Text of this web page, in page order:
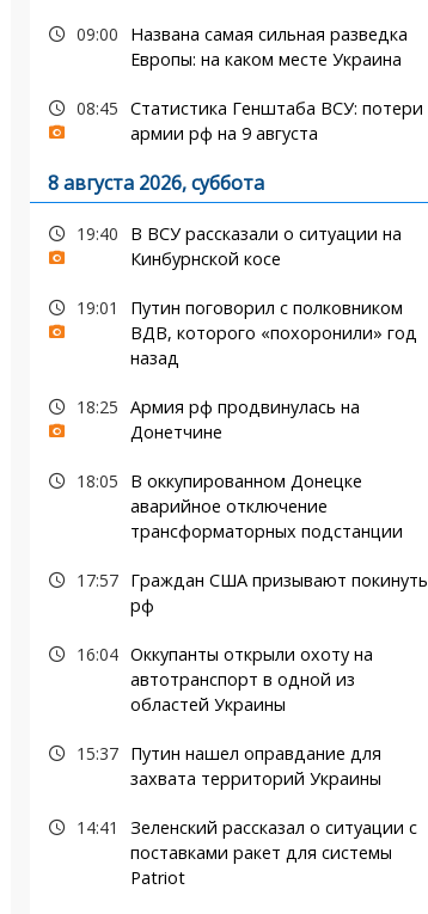
09:00
Названа самая сильная разведка
Европы: на каком месте Украина
08:45 Статистика Генштаба ВСУ: потери
армии рф на 9 августа
8 августа 2026, суббота
19:40
В ВСУ рассказали о ситуации на
Кинбурнской косе
19:01
Путин поговорил с полковником
ВДВ, которого «похоронили» год
назад
18:25 Армия рф продвинулась на
Донетчине
18:05
В оккупированном Донецке
аварийное отключение
трансформаторных подстанции
17:57
Граждан США призывают покинуть
рф
16:04 Оккупанты открыли охоту на
автотранспорт в одной из
областей Украины
15:37
Путин нашел оправдание для
захвата территорий Украины
14:41
Зеленский рассказал о ситуации с
поставками ракет для системы
Patriot